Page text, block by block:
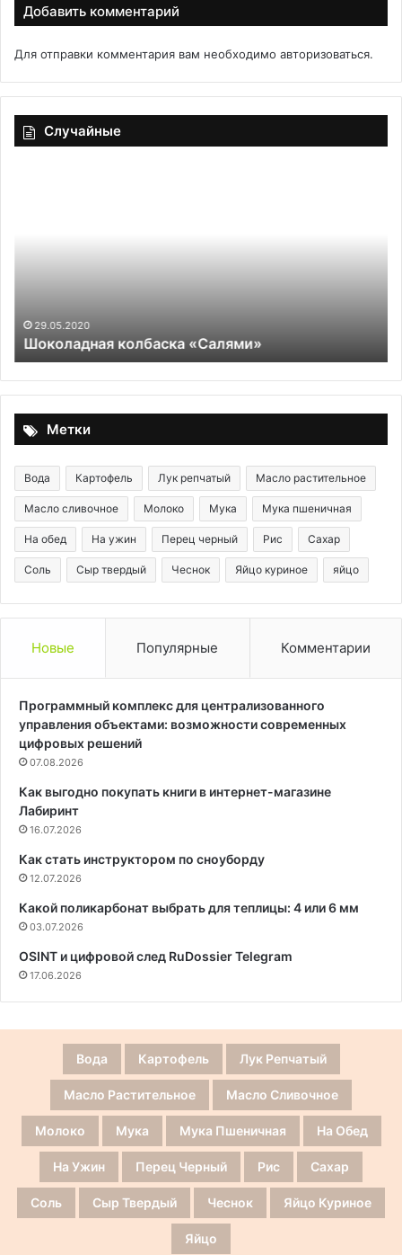
Добавить комментарий
Для отправки комментария вам необходимо авторизоваться.
Случайные
29.05.2020
Шоколадная колбаска «Салями»
по
Метки
Вода Картофель Лук репчатый Масло растительное
Масло сливочное Молоко Мука Мука пшеничная
На обед На ужин Перец черный Рис Сахар
Соль Сыр твердый Чеснок Яйцо куриное яйцо
Новые Популярные Комментарии
Программный комплекс для централизованного
управления объектами: возможности современных
цифровых решений
07.08.2026
Как выгодно покупать книги в интернет-магазине
Лабиринт
16.07.2026
Как стать инструктором по сноуборду
12.07.2026
Какой поликарбонат выбрать для теплицы: 4 или 6 мм
03.07.2026
OSINT и цифровой след RuDossier Telegram
17.06.2026
Вода Картофель Лук Репчатый
Масло Растительное Масло Сливочное
Молоко Мука Мука Пшеничная На Обед
На Ужин Перец Черный Рис Сахар
Соль Сыр Твердый Чеснок Яйцо Куриное
Яйцо